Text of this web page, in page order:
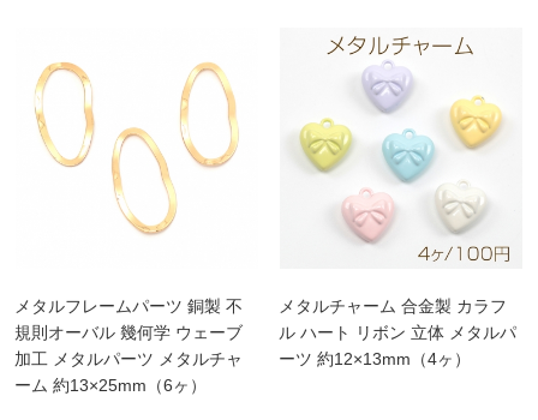
メタルフレームパーツ 銅製 不
規則オーバル 幾何学 ウェーブ
加工 メタルパーツ メタルチャ
ーム 約13×25mm（6ヶ）
メタルチャーム 合金製 カラフ
ル ハート リボン 立体 メタルパ
ーツ 約12×13mm（4ヶ）